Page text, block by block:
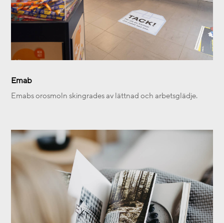
Emab
Emabs orosmoln skingrades av lättnad och arbetsglädje.